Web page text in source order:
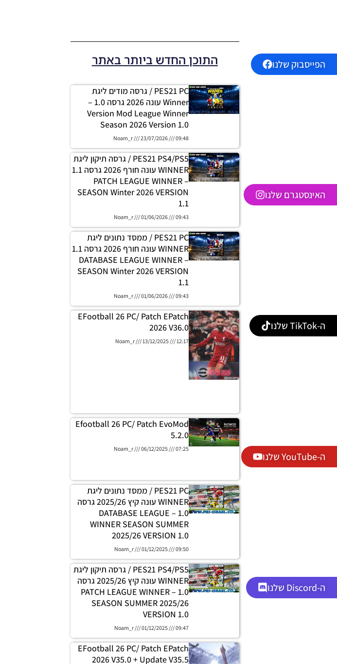
הפייסבוק שלנו
האינסטגרם שלנו
ה-TikTok שלנו
ה-YouTube שלנו
ה-Discord שלנו
התוכן החדש ביותר באתר
PES21 PC / גרסה מודים ליגת
Winner עונה 2026 גרסה 1.0 –
Version Mod League Winner
Season 2026 Version 1.0
Noam_r 23/07/2026 09:48
PES21 PS4/PS5 / גרסה תיקון ליגת
WINNER עונה חורף 2026 גרסה 1.1
– PATCH LEAGUE WINNER
SEASON Winter 2026 VERSION
1.1
Noam_r 01/06/2026 09:43
PES21 PC / ממסד נתונים ליגת
WINNER עונה חורף 2026 גרסה 1.1
– DATABASE LEAGUE WINNER
SEASON Winter 2026 VERSION
1.1
Noam_r 01/06/2026 09:43
EFootball 26 PC/ Patch EPatch
2026 V36.0
Noam_r 13/12/2025 12:17
Efootball 26 PC/ Patch EvoMod
5.2.0
Noam_r 06/12/2025 07:25
PES21 PC / ממסד נתונים ליגת
WINNER עונה קיץ 2025/26 גרסה
1.0 – DATABASE LEAGUE
WINNER SEASON SUMMER
2025/26 VERSION 1.0
Noam_r 01/12/2025 09:50
PES21 PS4/PS5 / גרסה תיקון ליגת
WINNER עונה קיץ 2025/26 גרסה
1.0 – PATCH LEAGUE WINNER
SEASON SUMMER 2025/26
VERSION 1.0
Noam_r 01/12/2025 09:47
EFootball 26 PC/ Patch EPatch
2026 V35.0 + Update V35.5